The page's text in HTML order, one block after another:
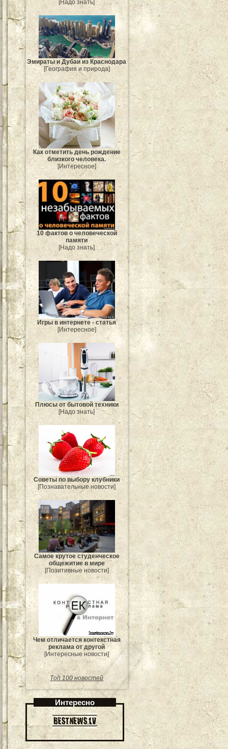
[Надо знать]
Эмираты и Дубаи из Краснодара
[География и природа]
Как отметить день рождение
близкого человека.
[Интересное]
10 фактов о человеческой
памяти
[Надо знать]
Игры в интернете - статья
[Интересное]
Плюсы от бытовой техники
[Надо знать]
Советы по выбору клубники
[Познавательные новости]
Самое крутое студенческое
общежитие в мире
[Позитивные новости]
Чем отличается контекстная
реклама от другой
[Интересные новости]
Топ 100 новостей
Интересно